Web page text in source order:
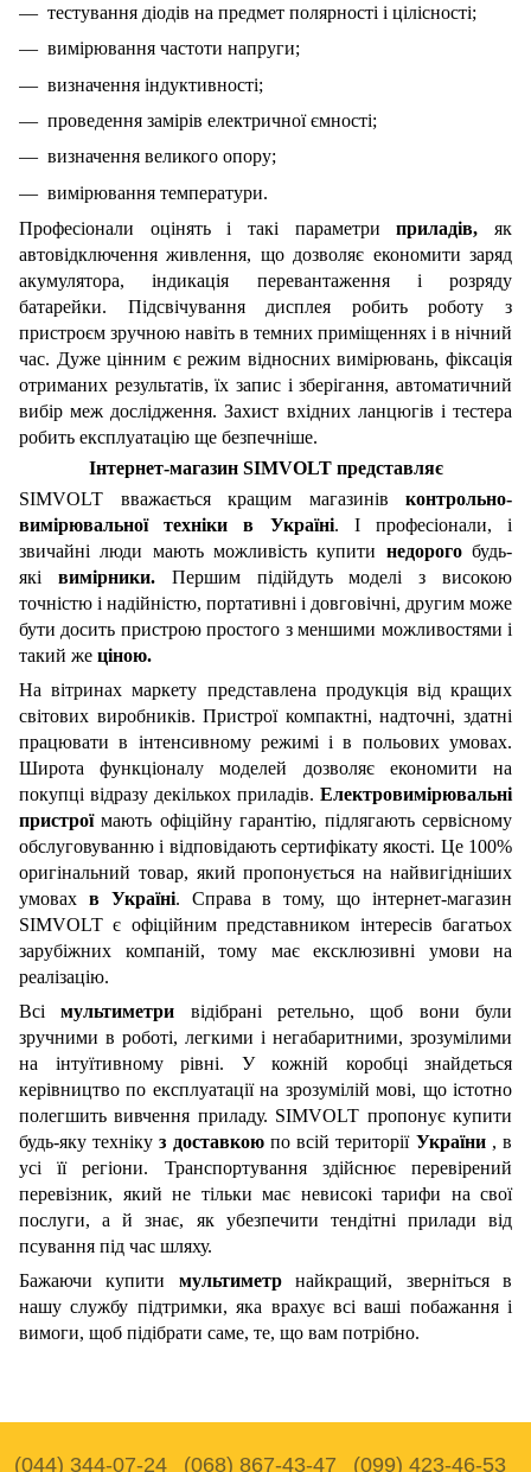
тестування діодів на предмет полярності і цілісності;
вимірювання частоти напруги;
визначення індуктивності;
проведення замірів електричної ємності;
визначення великого опору;
вимірювання температури.
Професіонали оцінять і такі параметриприладів, як
автовідключення живлення, що дозволяє економити заряд
акумулятора, індикація перевантаження і розряду
батарейки. Підсвічування дисплея робить роботу з
пристроєм зручною навіть в темних приміщеннях і в нічний
час. Дуже цінним є режим відносних вимірювань, фіксація
отриманих результатів, їх запис і зберігання, автоматичний
вибір меж дослідження. Захист вхідних ланцюгів і тестера
робить експлуатацію ще безпечніше.
Інтернет-магазин SIMVOLT представляє
SIMVOLT вважається кращим магазинів контрольно-
вимірювальної техніки в Україні. І професіонали, і
звичайні люди мають можливість купити недорогобудь-
які вимірники. Першим підійдуть моделі з високою
точністю і надійністю, портативні і довговічні, другим може
бути досить пристрою простого з меншими можливостями і
такий же ціною.
На вітринах маркету представлена продукція від кращих
світових виробників. Пристрої компактні, надточні, здатні
працювати в інтенсивному режимі і в польових умовах.
Широта функціоналу моделей дозволяє економити на
покупці відразу декількох приладів. Електровимірювальні
пристроїмають офіційну гарантію, підлягають сервісному
обслуговуванню і відповідають сертифікату якості. Це 100%
оригінальний товар, який пропонується на найвигідніших
умовах в Україні. Справа в тому, що інтернет-магазин
SIMVOLT є офіційним представником інтересів багатьох
зарубіжних компаній, тому має ексклюзивні умови на
реалізацію.
Всімультиметри відібрані ретельно, щоб вони були
зручними в роботі, легкими і негабаритними, зрозумілими
на інтуїтивному рівні. У кожній коробці знайдеться
керівництво по експлуатації на зрозумілій мові, що істотно
полегшить вивчення приладу. SIMVOLT пропонує купити
будь-яку технікуз доставкоюпо всій території України, в
усі її регіони. Транспортування здійснює перевірений
перевізник, який не тільки має невисокі тарифи на свої
послуги, а й знає, як убезпечити тендітні прилади від
псування під час шляху.
Бажаючи купити мультиметрнайкращий, зверніться в
нашу службу підтримки, яка врахує всі ваші побажання і
вимоги, щоб підібрати саме, те, що вам потрібно.
(044) 344-07-24 (068) 867-43-47 (099) 423-46-53